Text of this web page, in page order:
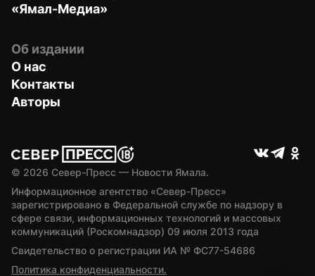
«Ямал-Медиа»
Об издании
О нас
Контакты
Авторы
© 2026 Север-Пресс — Новости Ямала.
Информационное агентство «Север-Пресс»
зарегистрировано в Федеральной службе по надзору в
сфере связи, информационных технологий и массовых
коммуникаций (Роскомнадзор) 09 июля 2013 года
Свидетельство о регистрации ИА № ФС77-54686
Политика конфиденциальности.